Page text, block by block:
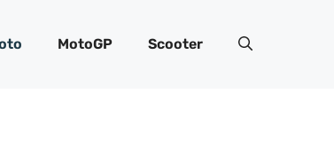
MotoGP Scooter